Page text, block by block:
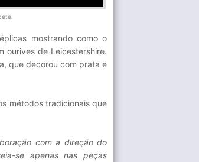
mostrando como o
ourives de Leicestershire.
que decorou com prata e
métodos tradicionais que
com a direção do
se apenas nas peças